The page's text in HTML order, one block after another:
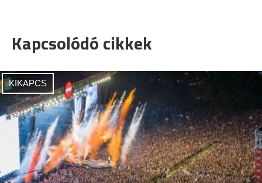
Kapcsolódó cikkek
KIKAPCS